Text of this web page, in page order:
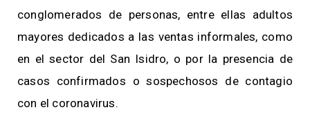
conglomerados de personas, entre ellas adultos
mayores dedicados a las ventas informales, como
en el sector del San Isidro, o por la presencia de
casos confirmados o sospechosos de contagio
con el coronavirus.